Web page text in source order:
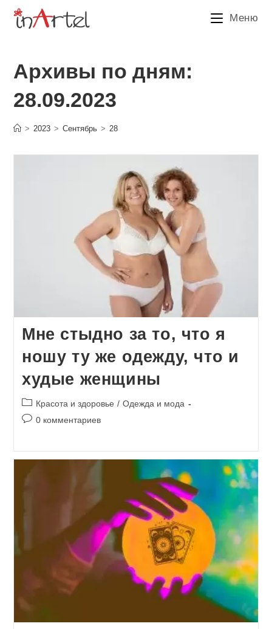
Перейти
Меню
Архивы по дням:
28.09.2023
> 2023 > Сентябрь > 28
Мне стыдно за то, что я
ношу ту же одежду, что и
худые женщины
Рубрика
записи:
Красота и здоровье / Одежда и мода
Комментарии
0 комментариев